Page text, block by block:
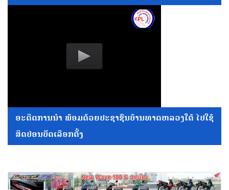
ອະດີດການນໍາ ພ້ອມດ້ວຍປະຊາຊົນບ້ານທາດຫລວງໃຕ້ ໄປໃຊ້
ສິດປ່ອນບັດເລືອກຕັ້ງ